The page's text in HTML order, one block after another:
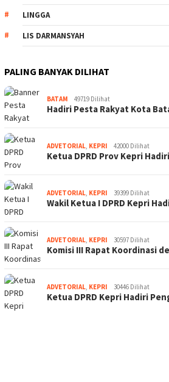
LINGGA
LIS DARMANSYAH
PALING BANYAK DILIHAT
BATAM 49719 Dilihat
Hadiri Pesta Rakyat Kota
ADVETORIAL, KEPRI 42000 Dilihat
Ketua DPRD Prov Kepri
ADVETORIAL, KEPRI 39399 Dilihat
Wakil Ketua I DPRD Kepri
ADVETORIAL, KEPRI 30597 Dilihat
Komisi III Rapat Koordinasi
ADVETORIAL, KEPRI 30446 Dilihat
Ketua DPRD Kepri Hadiri